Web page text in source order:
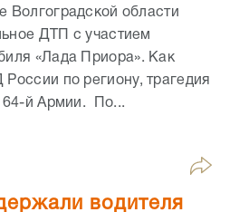
Волгоградской области
ДТП с участием
«Лада Приора». Как
по региону, трагедия
64-й Армии. По...
водителя